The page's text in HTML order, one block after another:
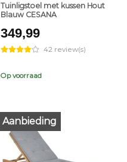
Tuinligstoel met kussen Hout
Blauw CESANA
349,99
42 review(s)
Op voorraad
Aanbieding